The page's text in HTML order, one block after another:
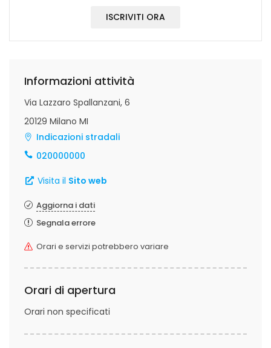
ISCRIVITI ORA
Informazioni attività
Via Lazzaro Spallanzani, 6
20129 Milano MI
Indicazioni stradali
020000000
Visita il Sito web
Aggiorna i dati
Segnala errore
Orari e servizi potrebbero variare
Orari di apertura
Orari non specificati